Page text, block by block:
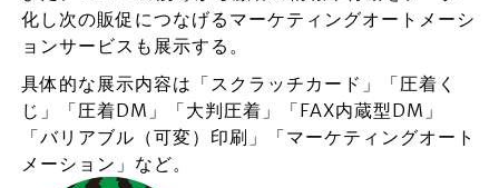
化し次の販促につなげるマーケティングオートメーシ
ョンサービスも展示する。
具体的な展示内容は「スクラッチカード」「圧着く
じ」「圧着DM」「大判圧着」「FAX内蔵型DM」
「バリアブル（可変）印刷」「マーケティングオート
メーション」など。